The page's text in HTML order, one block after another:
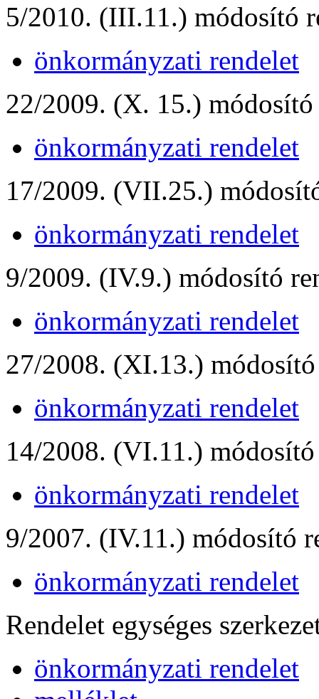
5/2010. (III.11.) módosító
önkormányzati rendelet
22/2009. (X. 15.) módosító
önkormányzati rendelet
17/2009. (VII.25.)
önkormányzati rendelet
9/2009. (IV.9.) módosító
önkormányzati rendelet
27/2008. (XI.13.)
önkormányzati rendelet
14/2008. (VI.11.)
önkormányzati rendelet
9/2007. (IV.11.) módosító
önkormányzati rendelet
Rendelet egységes
önkormányzati rendelet